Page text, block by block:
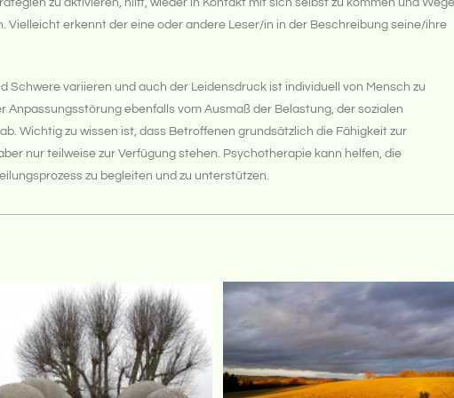
zu aktivieren, hilft, wieder in Kontakt mit sich selbst zu kommen und Wege
Vielleicht erkennt der eine oder andere Leser/in in der Beschreibung seine/ihre
Schwere variieren und auch der Leidensdruck ist individuell von Mensch zu
Anpassungsstörung ebenfalls vom Ausmaß der Belastung, der sozialen
Wichtig zu wissen ist, dass Betroffenen grundsätzlich die Fähigkeit zur
nur teilweise zur Verfügung stehen. Psychotherapie kann helfen, die
zu begleiten und zu unterstützen.